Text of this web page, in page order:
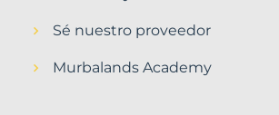
Sé nuestro proveedor
Murbalands Academy